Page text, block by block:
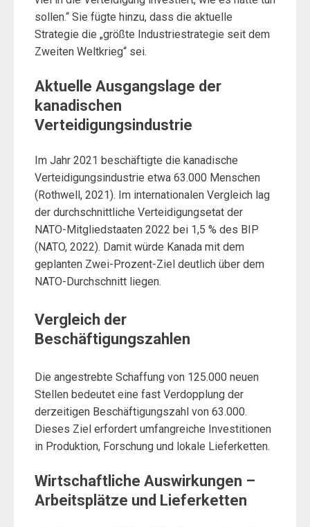
sollen.“ Sie fügte hinzu, dass die aktuelle
Strategie die „größte Industriestrategie seit dem
Zweiten Weltkrieg“ sei.
Aktuelle Ausgangslage der
kanadischen
Verteidigungsindustrie
Im Jahr 2021 beschäftigte die kanadische
Verteidigungsindustrie etwa 63.000 Menschen
(Rothwell, 2021). Im internationalen Vergleich lag
der durchschnittliche Verteidigungsetat der
NATO-Mitgliedstaaten 2022 bei 1,5 % des BIP
(NATO, 2022). Damit würde Kanada mit dem
geplanten Zwei-Prozent-Ziel deutlich über dem
NATO-Durchschnitt liegen.
Vergleich der
Beschäftigungszahlen
Die angestrebte Schaffung von 125.000 neuen
Stellen bedeutet eine fast Verdopplung der
derzeitigen Beschäftigungszahl von 63.000.
Dieses Ziel erfordert umfangreiche Investitionen
in Produktion, Forschung und lokale Lieferketten.
Wirtschaftliche Auswirkungen –
Arbeitsplätze und Lieferketten